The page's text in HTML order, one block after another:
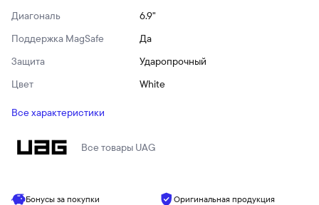
Диагональ
6.9"
Поддержка MagSafe
Да
Защита
Ударопрочный
Цвет
White
Все характеристики
Все товары UAG
Бонусы за покупки Оригинальная продукция